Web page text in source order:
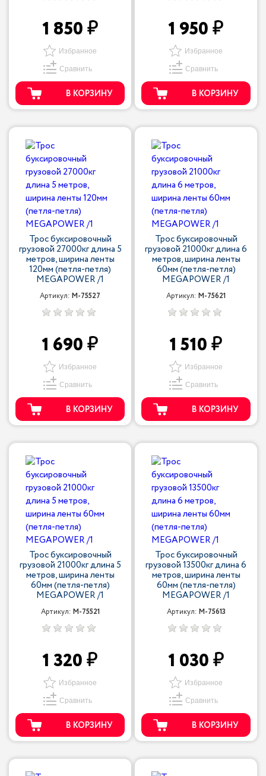
1 850
Избранное
Сравнить
В КОРЗИНУ
1 950
Избранное
Сравнить
В КОРЗИНУ
Трос буксировочный
грузовой 27000кг длина 5
метров, ширина ленты
120мм (петля-петля)
MEGAPOWER /1
Артикул: M-75527
1 690
Избранное
Сравнить
В КОРЗИНУ
Трос буксировочный
грузовой 21000кг длина 6
метров, ширина ленты
60мм (петля-петля)
MEGAPOWER /1
Артикул: M-75621
1 510
Избранное
Сравнить
В КОРЗИНУ
Трос буксировочный
грузовой 21000кг длина 5
метров, ширина ленты
60мм (петля-петля)
MEGAPOWER /1
Артикул: M-75521
1 320
Избранное
Сравнить
В КОРЗИНУ
Трос буксировочный
грузовой 13500кг длина 6
метров, ширина ленты
60мм (петля-петля)
MEGAPOWER /1
Артикул: M-75613
1 030
Избранное
Сравнить
В КОРЗИНУ